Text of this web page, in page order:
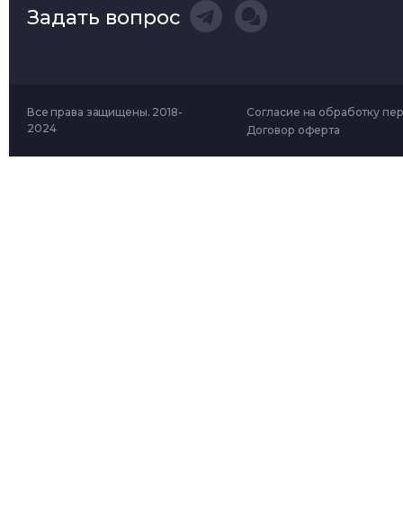
Задать вопрос
Все права защищены. 2018-
2024
Согласие на обработку
Договор оферта